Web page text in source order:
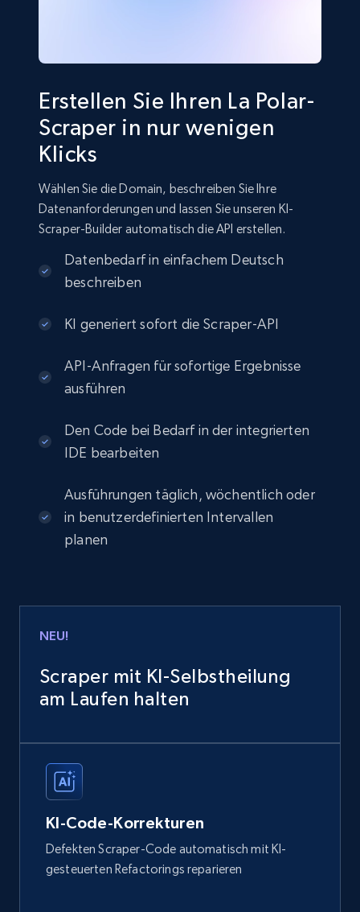
Erstellen Sie Ihren La Polar-
Scraper in nur wenigen
Klicks
Wählen Sie die Domain, beschreiben Sie Ihre
Datenanforderungen und lassen Sie unseren KI-
Scraper-Builder automatisch die API erstellen.
Datenbedarf in einfachem Deutsch
beschreiben
KI generiert sofort die Scraper-API
API-Anfragen für sofortige Ergebnisse
ausführen
Den Code bei Bedarf in der integrierten
IDE bearbeiten
Ausführungen täglich, wöchentlich oder
in benutzerdefinierten Intervallen
planen
NEU!
Scraper mit KI-Selbstheilung
am Laufen halten
KI-Code-Korrekturen
Defekten Scraper-Code automatisch mit KI-
gesteuerten Refactorings reparieren